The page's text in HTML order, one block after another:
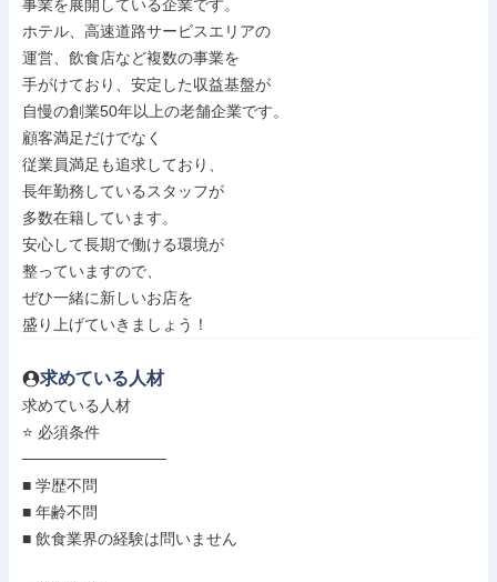
事業を展開している企業です。
ホテル、高速道路サービスエリアの
運営、飲食店など複数の事業を
手がけており、安定した収益基盤が
自慢の創業50年以上の老舗企業です。
顧客満足だけでなく
従業員満足も追求しており、
長年勤務しているスタッフが
多数在籍しています。
安心して長期で働ける環境が
整っていますので、
ぜひ一緒に新しいお店を
盛り上げていきましょう！
求めている人材
求めている人材
⭐ 必須条件
─────────────
■ 学歴不問
■ 年齢不問
■ 飲食業界の経験は問いません